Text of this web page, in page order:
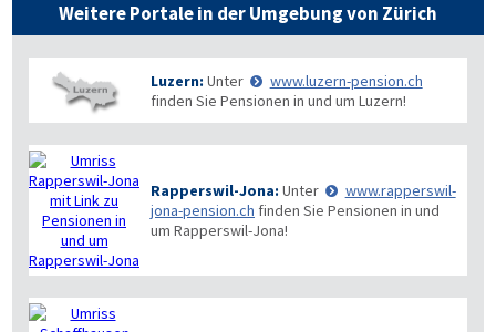
Weitere Portale in der Umgebung von Zürich
Luzern: Unter
www.luzern-pension.ch
finden Sie Pensionen in und um Luzern!
Rapperswil-Jona: Unter
www.rapperswil-
jona-pension.ch finden Sie Pensionen in und
um Rapperswil-Jona!